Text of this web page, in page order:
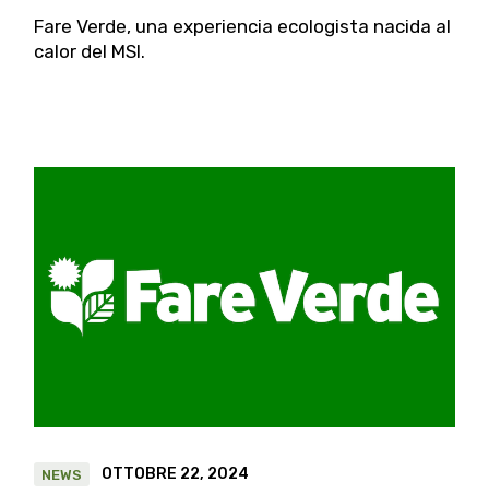
Fare Verde, una experiencia ecologista nacida al
calor del MSI.
NEWS OTTOBRE 22, 2024